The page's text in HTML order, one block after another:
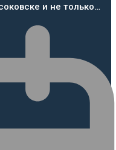
и не только…